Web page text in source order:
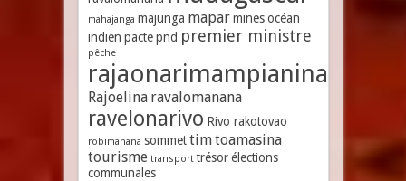
mahajanga majunga mapar mines océan
indien pacte pnd premier ministre
pêche
rajaonarimampianina
Rajoelina ravalomanana
ravelonarivo Rivo rakotovao
robimanana sommet timtoamasina
tourisme transport trésor élections
communales